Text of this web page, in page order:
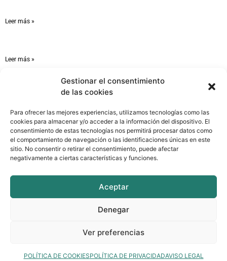
Gestionar el consentimiento
de las cookies
Para ofrecer las mejores experiencias, utilizamos tecnologías como las
cookies para almacenar y/o acceder a la información del dispositivo. El
consentimiento de estas tecnologías nos permitirá procesar datos como
el comportamiento de navegación o las identificaciones únicas en este
sitio. No consentir o retirar el consentimiento, puede afectar
negativamente a ciertas características y funciones.
Aceptar
Denegar
Ver preferencias
POLÍTICA DE COOKIESPOLÍTICA DE PRIVACIDADAVISO LEGAL
Leer más »
Leer más »
Contacto
C/ Paso del Rey, s/n. 46310 Venta del Moro
kalahari@kalahariaventuras.com
Posicionamiento SEO por laAgencia SEO Marseo Agency
Aviso legal Política de privacidad Política de cookies Cancelación y reservas